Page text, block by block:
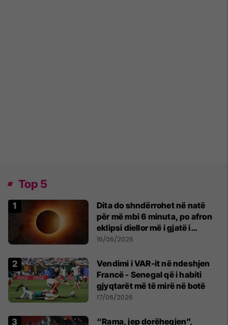
Top 5
Dita do shndërrohet në natë
për më mbi 6 minuta, po afron
eklipsi diellor më i gjatë i
shekullit të 21-të
16/06/2026
Vendimi i VAR-it në ndeshjen
Francë - Senegal që i habiti
gjyqtarët më të mirë në botë
17/06/2026
“Rama, jep dorëheqjen”,